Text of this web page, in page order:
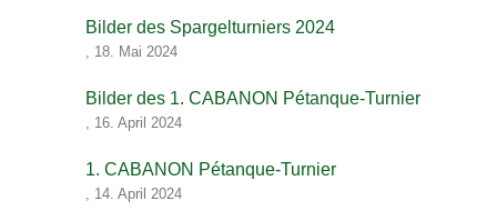
Bilder des Spargelturniers 2024
, 18. Mai 2024
Bilder des 1. CABANON Pétanque-Turnier
, 16. April 2024
1. CABANON Pétanque-Turnier
, 14. April 2024